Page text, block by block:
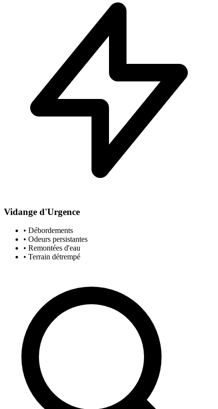
Vidange d'Urgence
• Débordements
• Odeurs persistantes
• Remontées d'eau
• Terrain détrempé